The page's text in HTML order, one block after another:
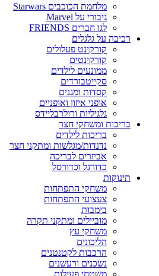
מלחמת הכוכבים Starwars
גיבורי על Marvel
לגו חברים FRIENDS
רכיבה על גלגלים
קורקינט פעלולים
קורקינטים
ממונעים לילדים
סקייטבורדים
קסדות ומגנים
אופני איזון ואופניים
גלגיליות ורולרבליידס
בריכות ומשחקי חצר
בריכות לילדים
נדנדות/מגלשות ומתקני חצר
אביזרים לבריכה
כדורגל וכדורסל
תינוקות
משחקי התפתחות
צעצועי התפתחות
בימבות
מוביילים ומתקני תקרה
משחקי עץ
הליכונים
הרכבות לקטנטנים
נשכנים ורעשנים
משטחי פעילות